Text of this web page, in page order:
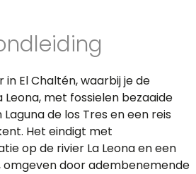
in El Chaltén, waarbij je de
Leona, met fossielen bezaaide
de los Tres en een reis
Het eindigt met
op de rivier La Leona en een
door adembenemende